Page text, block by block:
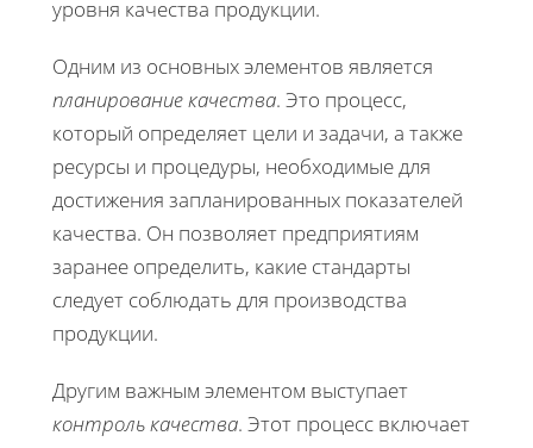
уровня качества продукции.
Одним из основных элементов является
планирование качества. Это процесс,
который определяет цели и задачи, а также
ресурсы и процедуры, необходимые для
достижения запланированных показателей
качества. Он позволяет предприятиям
заранее определить, какие стандарты
следует соблюдать для производства
продукции.
Другим важным элементом выступает
контроль качества. Этот процесс включает